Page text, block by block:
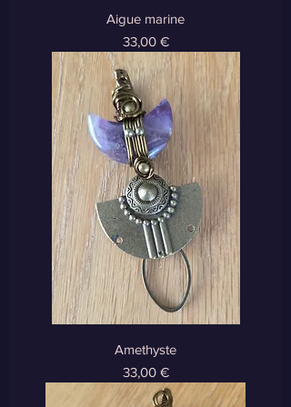
Aigue marine
Prix
33,00 €
Amethyste
Prix
33,00 €